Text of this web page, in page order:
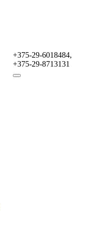
+375-29-6018484,
+375-29-8713131